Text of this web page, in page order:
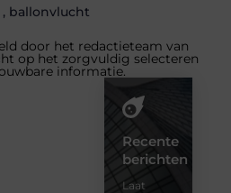
, ballonvlucht
door het redactieteam van
op het zorgvuldig selecteren
informatie.
Recente
berichten
Laat